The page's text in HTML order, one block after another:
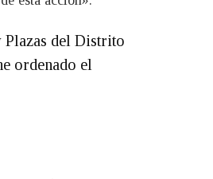
Plazas del Distrito
ordenado el